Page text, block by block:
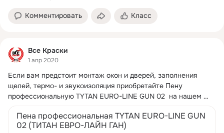
Комментировать Класс
Все Краски
1 апр 2020
Если вам предстоит монтаж окон и дверей, заполнения
щелей, термо- и звукоизоляция приобретайте Пену
профессиональную TYTAN EURO-LINE GUN 02  на нашем
kraski.ru/catalog/peni_montazhnie/21473-
pena_professionalnaya_tytan_euro-line_gun_02.html Пена
Пена профессиональная TYTAN EURO-LINE GUN
02 (ТИТАН ЕВРО-ЛАЙН ГАН)